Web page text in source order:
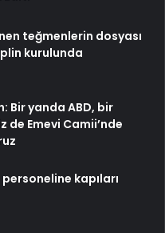
teğmenlerin dosyası
kurulunda
Bir yanda ABD, bir
de Emevi Camii’nde
kapıları